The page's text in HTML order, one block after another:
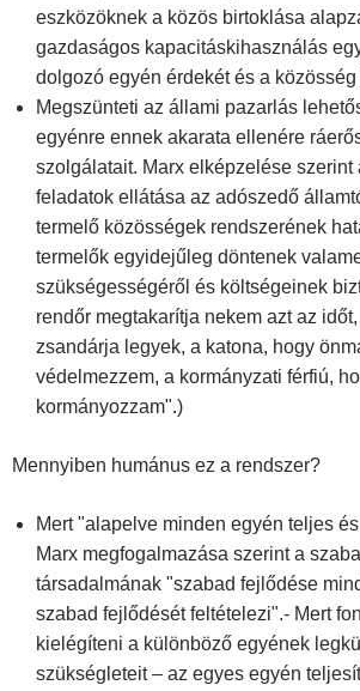
eszközöknek a közös birtoklása
gazdaságos kapacitáskihasználás
dolgozó egyén érdekét és a közösség
Megszünteti az állami pazarlás
egyénre ennek akarata ellenére
szolgálatait. Marx elképzelése szerint
feladatok ellátása az adószedő
termelő közösségek rendszerének
termelők egyidejűleg döntenek
szükségességéről és költségeinek
rendőr megtakarítja nekem azt az
zsandárja legyek, a katona, hogy
védelmezzem, a kormányzati férfiú,
kormányozzam".)
Mennyiben humánus ez a rendszer?
Mert "alapelve minden egyén teljes
Marx megfogalmazása szerint a
társadalmának "szabad fejlődése
szabad fejlődését feltételezi".- Mert
kielégíteni a különböző egyének
szükségleteit – az egyes egyén